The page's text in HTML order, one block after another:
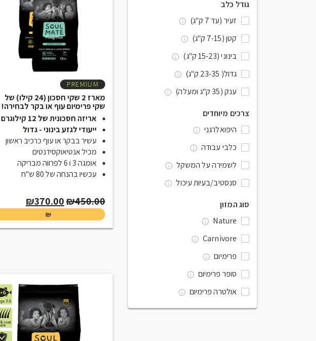
גודל כלב
זעיר (עד 7 ק"ג)
קטן (7-15 ק"ג)
בינוני (15-23 ק"ג)
גדול( 23-35 ק"ג)
ענק (35 ק"ג ומעלה)
צרכים מיוחדים
היפואלרגני
כלבי עבודה
לשמירה על המשקל
סנסטיב/בעיות עיכול
סוג המזון
Nature
Carnivore
פרימיום
סופר פרימיום
אולטרה פרימיום
PREMIUM
מארז 2 שקי חסכון (24 קילו) של
שקי פרימיום עוף או בקר לבחירה!
אריזה חסכונית של 12 קילוגרם
ייעודי לגזע בינוני - גדול
עשיר בבקר או עוף כרכיב ראשון
מכיל אנטיאוקסידנטים
אומגה 3 ו 6 לפרווה מבריקה
עכשיו בהנחה של 80 ש"ח
₪450.00
Original
price
was:
₪370.00
is:
₪